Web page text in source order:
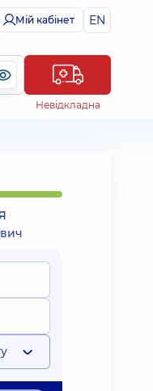
Мій кабінет EN
Невідкладна